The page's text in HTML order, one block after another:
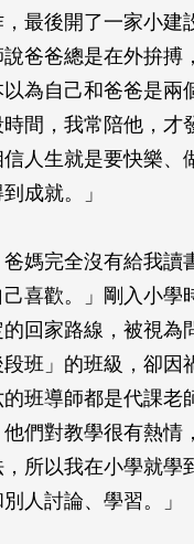
最後開了一家小建
爸爸總是在外拚搏
為自己和爸爸是兩
間，我常陪他，才
人生就是要快樂、
成就。」
爸媽完全沒有給我讀
喜歡。」剛入小學
回家路線，被視為
班」的班級，卻因
班導師都是代課老
們對教學很有熱情
所以我在小學就學
人討論、學習。」